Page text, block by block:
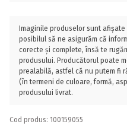
Imaginile produselor sunt
posibilul să ne asigurăm că
corecte și complete, însă te
produsului. Producătorul poate
prealabilă, astfel că nu putem fi
(în termeni de culoare, formă,
produsului livrat.
Cod produs: 100159055